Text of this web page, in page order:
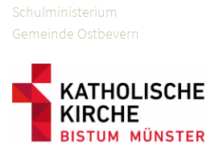
Schulministerium
Gemeinde Ostbevern